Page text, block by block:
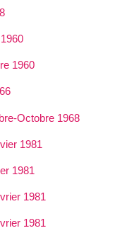
1960
Octobre 1968
1981
1981
1981
1981